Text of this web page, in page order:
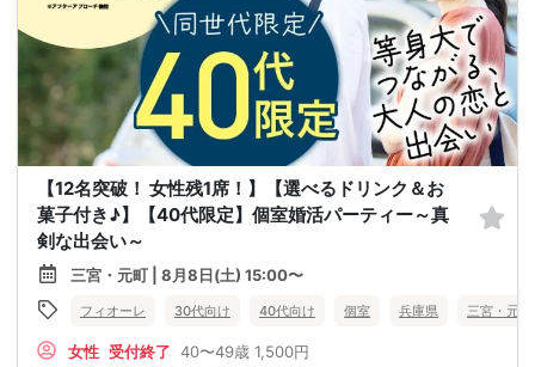
【12名突破！ 女性残1席！】【選べるドリンク＆お
菓子付き♪】【40代限定】個室婚活パーティー～真
剣な出会い～
三宮・元町 | 8月8日(土) 15:00〜
フィオーレ 30代向け 40代向け 個室 兵庫県 三宮・元町
女性 受付終了 40〜49歳 1,500円